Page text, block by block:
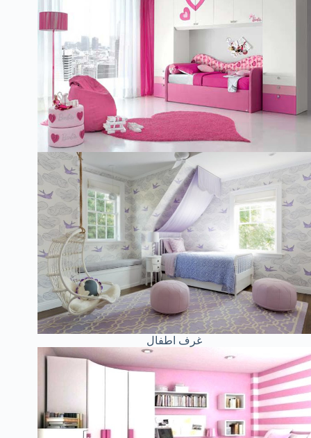
غرف اطفال